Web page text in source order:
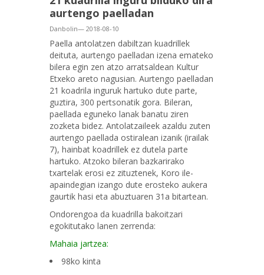
aurtengo paelladan
Danbolin— 2018-08-10
Paella antolatzen dabiltzan kuadrillek
deituta, aurtengo paelladan izena emateko
bilera egin zen atzo arratsaldean Kultur
Etxeko areto nagusian. Aurtengo paelladan
21 koadrila inguruk hartuko dute parte,
guztira, 300 pertsonatik gora. Bileran,
paellada eguneko lanak banatu ziren
zozketa bidez. Antolatzaileek azaldu zuten
aurtengo paellada ostiralean izanik (irailak
7), hainbat koadrillek ez dutela parte
hartuko. Atzoko bileran bazkarirako
txartelak erosi ez zituztenek, Koro ile-
apaindegian izango dute erosteko aukera
gaurtik hasi eta abuztuaren 31a bitartean.
Ondorengoa da kuadrilla bakoitzari
egokitutako lanen zerrenda:
Mahaia jartzea:
98ko kinta